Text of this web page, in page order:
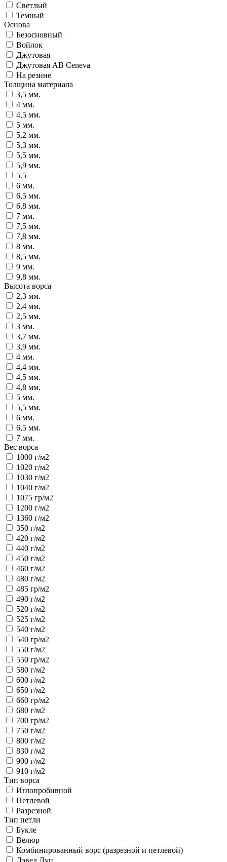
Светлый
Темный
Основа
Безосновный
Войлок
Джутовая
Джутовая AB Ceneva
На резине
Толщина материала
3,5 мм.
4 мм.
4,5 мм.
5 мм.
5,2 мм.
5,3 мм.
5,5 мм.
5,9 мм.
5.5
6 мм.
6,5 мм.
6,8 мм.
7 мм.
7,5 мм.
7,8 мм.
8 мм.
8,5 мм.
9 мм.
9,8 мм.
Высота ворса
2,3 мм.
2,4 мм.
2,5 мм.
3 мм.
3,7 мм.
3,9 мм.
4 мм.
4,4 мм.
4,5 мм.
4,8 мм.
5 мм.
5,5 мм.
6 мм.
6,5 мм.
7 мм.
Вес ворса
1000 г/м2
1020 г/м2
1030 г/м2
1040 г/м2
1075 гр/м2
1200 г/м2
1360 г/м2
350 г/м2
420 г/м2
440 г/м2
450 г/м2
460 г/м2
480 г/м2
485 гр/м2
490 г/м2
520 г/м2
525 г/м2
540 г/м2
540 гр/м2
550 г/м2
550 гр/м2
580 г/м2
600 г/м2
650 г/м2
660 гр/м2
680 г/м2
700 гр/м2
750 г/м2
800 г/м2
830 г/м2
900 г/м2
910 г/м2
Тип ворса
Иглопробивной
Петлевой
Разрезной
Тип петли
Букле
Велюр
Комбинированный ворс (разрезной и петлевой)
Лэвел Луп